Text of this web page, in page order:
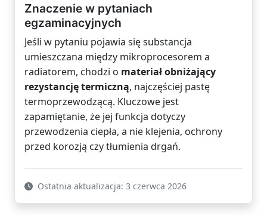
Znaczenie w pytaniach
egzaminacyjnych
Jeśli w pytaniu pojawia się substancja
umieszczana między mikroprocesorem a
radiatorem, chodzi o materiał obniżający
rezystancję termiczną, najczęściej pastę
termoprzewodzącą. Kluczowe jest
zapamiętanie, że jej funkcja dotyczy
przewodzenia ciepła, a nie klejenia, ochrony
przed korozją czy tłumienia drgań.
Ostatnia aktualizacja: 3 czerwca 2026